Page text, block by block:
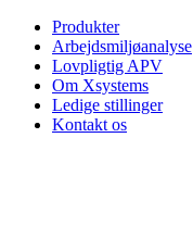
Produkter
Arbejdsmiljøanalyse
Lovpligtig APV
Om Xsystems
Ledige stillinger
Kontakt os